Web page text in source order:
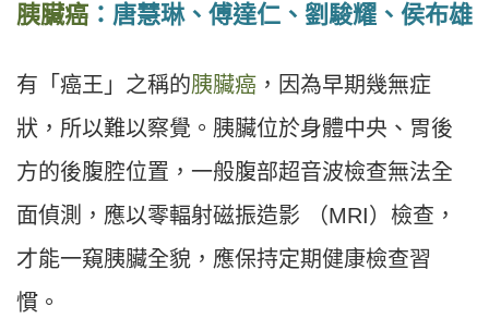
胰臟癌 ：唐慧琳、傅達仁、劉駿耀、侯布雄
有「癌王」之稱的胰臟癌 ，因為早期幾無症
狀，所以難以察覺。胰臟位於身體中央、胃後
方的後腹腔位置，一般腹部超音波檢查無法全
面偵測，應以零輻射磁振造影 （MRI）檢查，
才能一窺胰臟全貌，應保持定期健康檢查習
慣。